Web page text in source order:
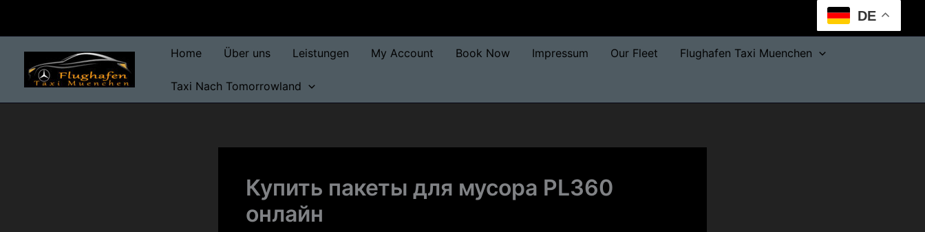
DE
Home Über uns Leistungen My Account Book Now Impressum Our Fleet Flughafen Taxi Muenchen
Taxi Nach Tomorrowland
Купить пакеты для мусора PL360
онлайн